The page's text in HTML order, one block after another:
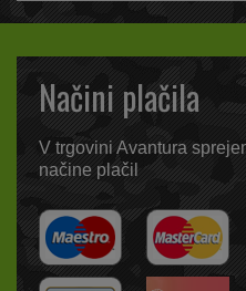
Načini plačila
V trgovini Avantura
načine plačil